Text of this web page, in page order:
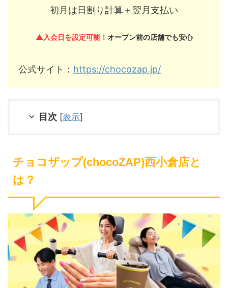
初月は日割り計算＋翌月支払い
▲入会日を設定可能！ オープン前の店舗でも安心
公式サイト： https://chocozap.jp/
目次 [表示]
チョコザップ(chocoZAP)西小倉店と
は？